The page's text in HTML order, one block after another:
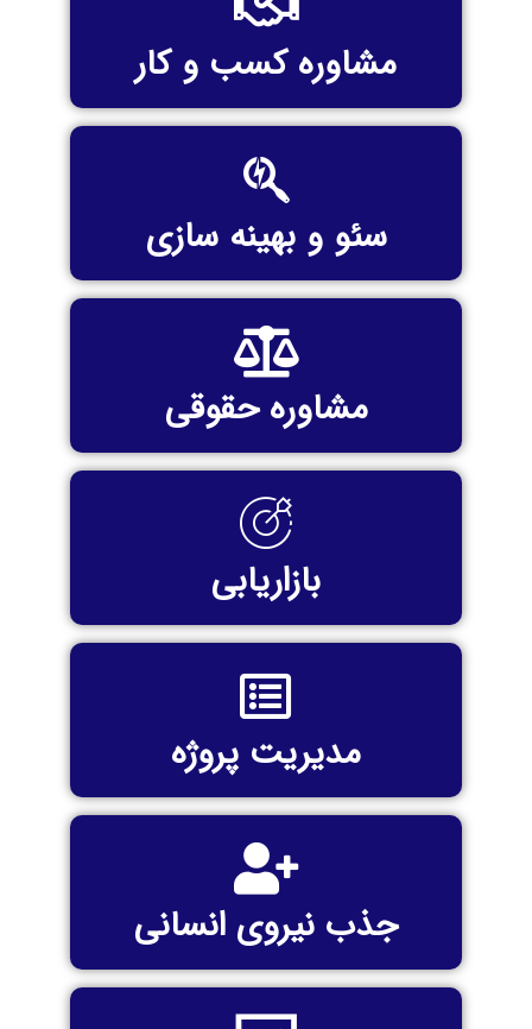
بازاریابی
مدیریت پروژه
جذب نیروی انسانی
مشاوره کسب و کار
سئو و بهینه سازی
مشاوره حقوقی